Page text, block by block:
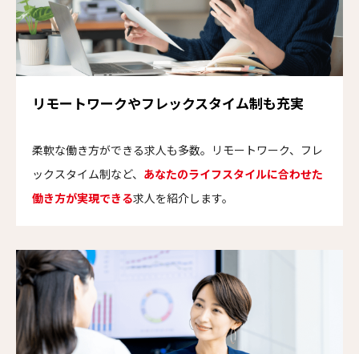
リモートワークやフレックスタイム制も充実
柔軟な働き方ができる求人も多数。リモートワーク、フレ
ックスタイム制など、 あなたのライフスタイルに合わせた
働き方が実現できる求人を紹介します。